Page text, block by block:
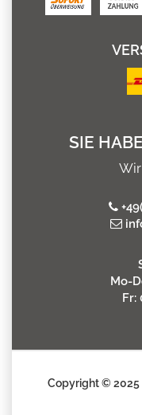
SIE
Mo-
Fr:
Copyright © 2025